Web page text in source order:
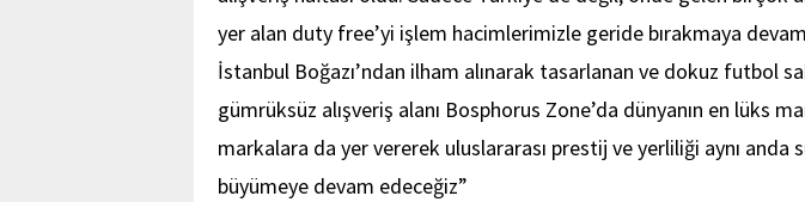
yer alan duty free’yi işlem hacimlerimizle geride bırakmaya
İstanbul Boğazı’ndan ilham alınarak tasarlanan ve dokuz futbol
gümrüksüz alışveriş alanı Bosphorus Zone’da dünyanın en lüks
markalara da yer vererek uluslararası prestij ve yerliliği aynı
büyümeye devam edeceğiz”